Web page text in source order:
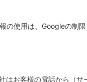
の使用は、Googleの制限
はお客様の電話から（サ